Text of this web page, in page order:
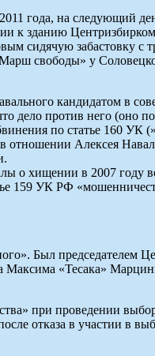
года, на следующий
к зданию
сидячую забастовку
свободы» у
кандидатом в
дело против него (оно
по статье 160 УК
отношении Алексея
о хищении в 2007 году
159 УК РФ
Был председателем
«Тесака»
при проведении
отказа в участии в